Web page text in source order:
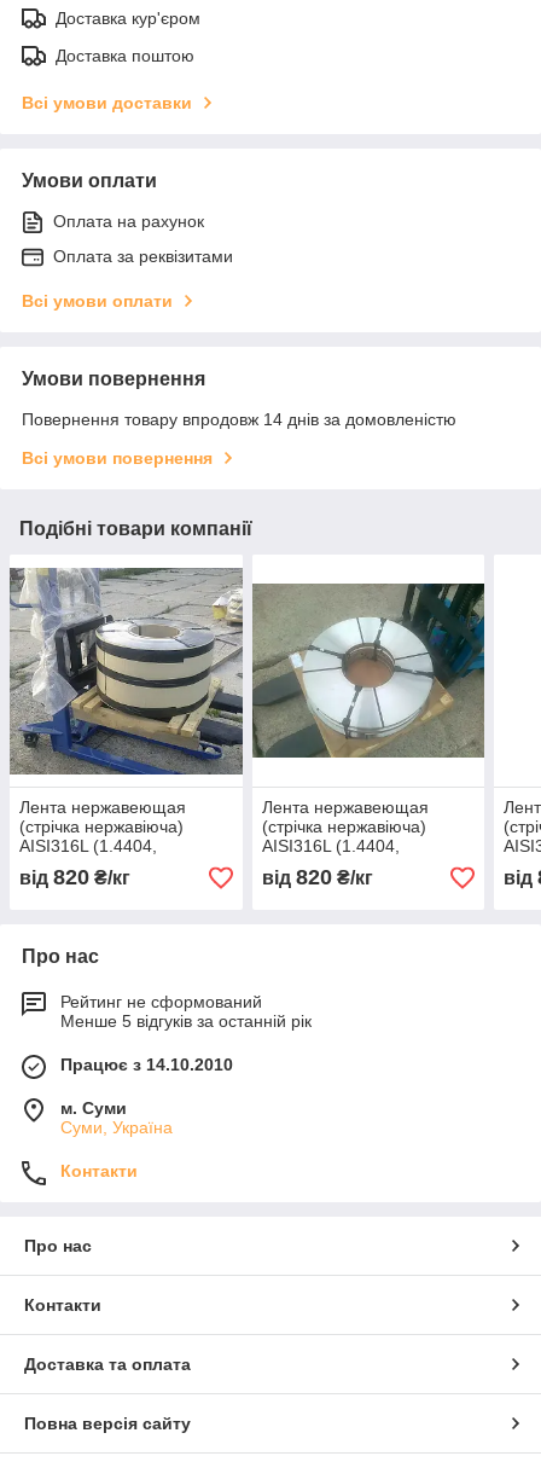
Доставка кур'єром
Доставка поштою
Всі умови доставки
Умови оплати
Оплата на рахунок
Оплата за реквізитами
Всі умови оплати
Умови повернення
Повернення товару впродовж 14 днів за домовленістю
Всі умови повернення
Подібні товари компанії
Лента нержавеющая
(стрічка нержавіюча)
AISI316L (1.4404,
03Х16Н15М3) мякгая 400
х 0,93
від 820 ₴/кг
Лента нержавеющая
(стрічка нержавіюча)
AISI316L (1.4404,
03Х16Н15М3) мякгая 400
х 0,94
від 820₴/кг
х
від
Про нас
Рейтинг не сформований
Менше 5 відгуків за останній рік
Працює з 14.10.2010
м. Суми
Суми, Україна
Контакти
Про нас
Контакти
Доставка та оплата
Повна версія сайту